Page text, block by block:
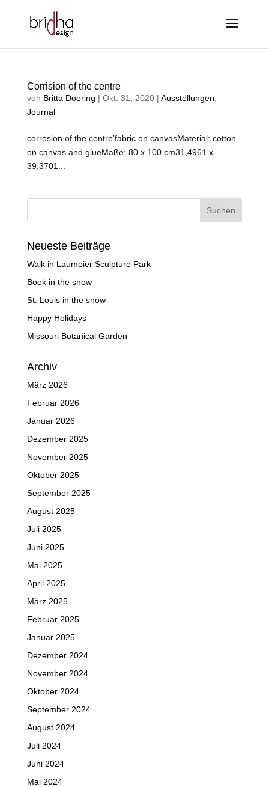
Corrision of the centre
von Britta Doering | Okt. 31, 2020| Ausstellungen
Journal
corrosion of the centre’fabric on canvasMaterial: cotton
on canvas and glueMaße: 80 x 100 cm31,4961 x
39,3701...
Neueste Beiträge
Walk in Laumeier Sculpture Park
Book in the snow
St. Louis in the snow
Happy Holidays
Missouri Botanical Garden
Archiv
März 2026
Februar 2026
Januar 2026
Dezember 2025
November 2025
Oktober 2025
September 2025
August 2025
Juli 2025
Juni 2025
Mai 2025
April 2025
März 2025
Februar 2025
Januar 2025
Dezember 2024
November 2024
Oktober 2024
September 2024
August 2024
Juli 2024
Juni 2024
Mai 2024